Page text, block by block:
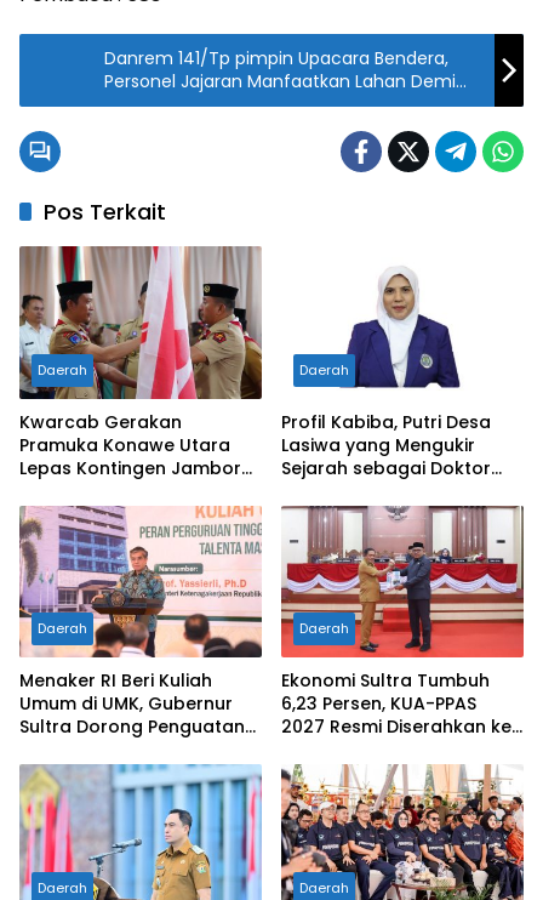
Danrem 141/Tp pimpin Upacara Bendera,
Personel Jajaran Manfaatkan Lahan Demi
Ketahanan Pangan.
Pos Terkait
Daerah
Kwarcab Gerakan
Pramuka Konawe Utara
Lepas Kontingen Jambore
Ikbar: Tunjukkan Karakter
Generasi Muda Konut yang
Disiplin dan Berprestasi
Daerah
Profil Kabiba, Putri Desa
Lasiwa yang Mengukir
Sejarah sebagai Doktor
Kelahirannya
Daerah
Menaker RI Beri Kuliah
Umum di UMK, Gubernur
Sultra Dorong Penguatan
Dunia Kerja
Daerah
Ekonomi Sultra Tumbuh
6,23 Persen, KUA-PPAS
2027 Resmi Diserahkan ke
Daerah Daerah